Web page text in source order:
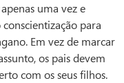
uma vez e
para
Em vez de marcar
os pais devem
com os seus filhos.